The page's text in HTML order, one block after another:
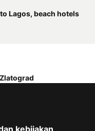
Lagos, beach hotels
kebijakan